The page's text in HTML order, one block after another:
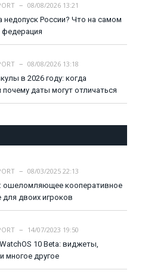
08/08/2026 13:21
недопуск России? Что на самом
08/08/2026 13:18
в 2026 году: когда
почему даты могут отличаться
08/03/2025 22:13
ошеломляющее кооперативное
двоих игроков
14/07/2023 19:50
10 Beta: виджеты,
многое другое